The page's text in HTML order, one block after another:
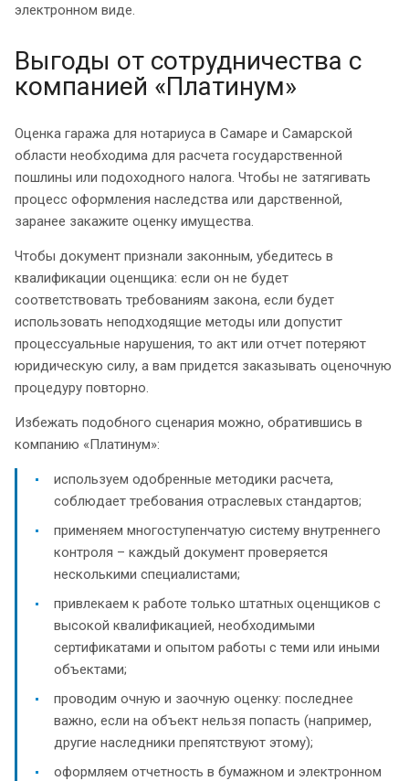
электронном виде.
Выгоды от сотрудничества с
компанией «Платинум»
Оценка гаража для нотариуса в Самаре и Самарской
области необходима для расчета государственной
пошлины или подоходного налога. Чтобы не затягивать
процесс оформления наследства или дарственной,
заранее закажите оценку имущества.
Чтобы документ признали законным, убедитесь в
квалификации оценщика: если он не будет
соответствовать требованиям закона, если будет
использовать неподходящие методы или допустит
процессуальные нарушения, то акт или отчет потеряют
юридическую силу, а вам придется заказывать оценочную
процедуру повторно.
Избежать подобного сценария можно, обратившись в
компанию «Платинум»:
используем одобренные методики расчета,
соблюдает требования отраслевых стандартов;
применяем многоступенчатую систему внутреннего
контроля – каждый документ проверяется
несколькими специалистами;
привлекаем к работе только штатных оценщиков с
высокой квалификацией, необходимыми
сертификатами и опытом работы с теми или иными
объектами;
проводим очную и заочную оценку: последнее
важно, если на объект нельзя попасть (например,
другие наследники препятствуют этому);
оформляем отчетность в бумажном и электронном